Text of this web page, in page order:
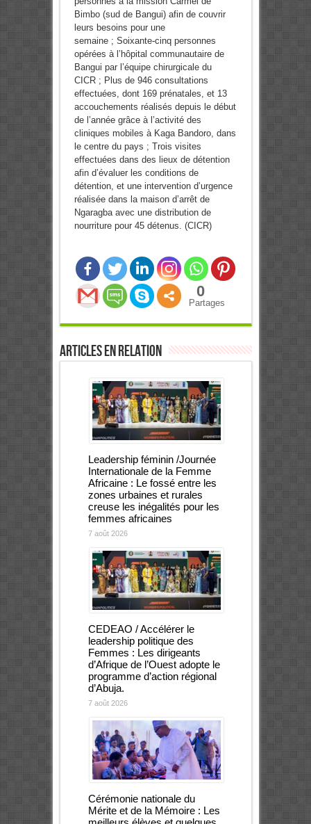
Bimbo (sud de Bangui) afin de couvrir
leurs besoins pour une
semaine ; Soixante-cinq personnes
opérées à l’hôpital communautaire de
Bangui par l’équipe chirurgicale du
CICR ; Plus de 946 consultations
effectuées, dont 169 prénatales, et 13
accouchements réalisés depuis le début
de l’année grâce à l’activité des
cliniques mobiles à Kaga Bandoro, dans
le centre du pays ; Trois visites
effectuées dans des lieux de détention
afin d’évaluer les conditions de
détention, et une intervention d’urgence
réalisée dans la maison d’arrêt de
Ngaragba avec une distribution de
nourriture pour 45 détenus. (CICR)
0
Partages
Articles en relation
Leadership féminin /Journée
Internationale de la Femme
Africaine : Le fossé entre les
zones urbaines et rurales
creuse les inégalités pour les
femmes africaines
7 août 2026
CEDEAO / Accélérer le
leadership politique des
Femmes : Les dirigeants
d’Afrique de l’Ouest adopte le
programme d’action régional
d’Abuja.
7 août 2026
Cérémonie nationale du
Mérite et de la Mémoire : Les